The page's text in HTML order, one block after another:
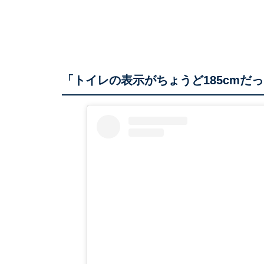
「トイレの表示がちょうど185cmだ